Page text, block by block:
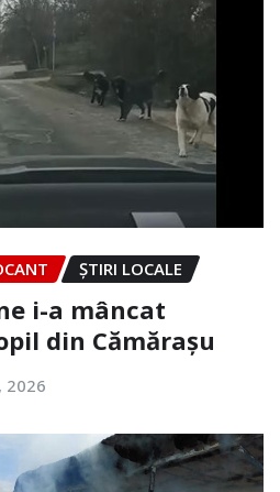
ȘTIRI LOCALE
i-a mâncat
din Cămărașu
2026